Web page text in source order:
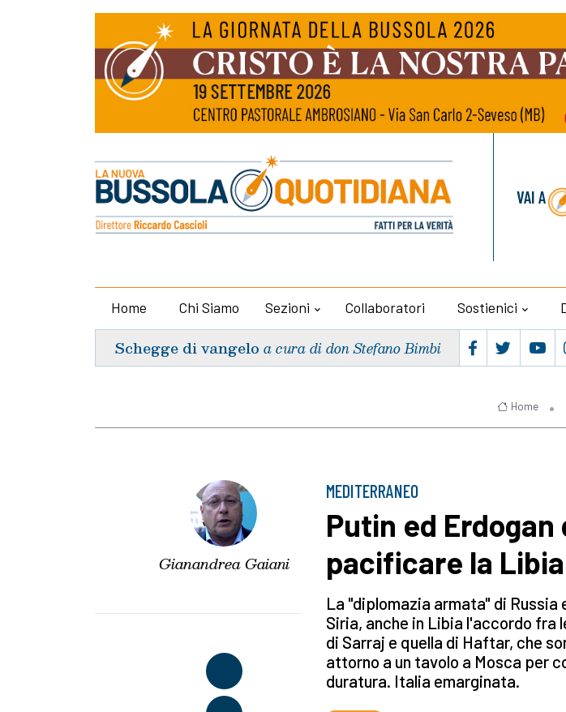
VAI A
Home Chi Siamo Sezioni Collaboratori Sostienici
Schegge di vangelo a cura di don Stefano Bimbi
Home
Gianandrea Gaiani
MEDITERRANEO
Putin ed
pacificare la Libia
La "diplomazia armata" di Russia
Siria, anche in Libia l'accordo fra
di Sarraj e quella di Haftar, che
attorno a un tavolo a Mosca per
duratura. Italia emarginata.